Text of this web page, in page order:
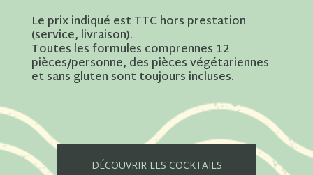
Le prix indiqué est TTC hors prestation
(service, livraison).
Toutes les formules comprennes 12
pièces/personne, des pièces végétariennes
et sans gluten sont toujours incluses.
DÉCOUVRIR LES COCKTAILS